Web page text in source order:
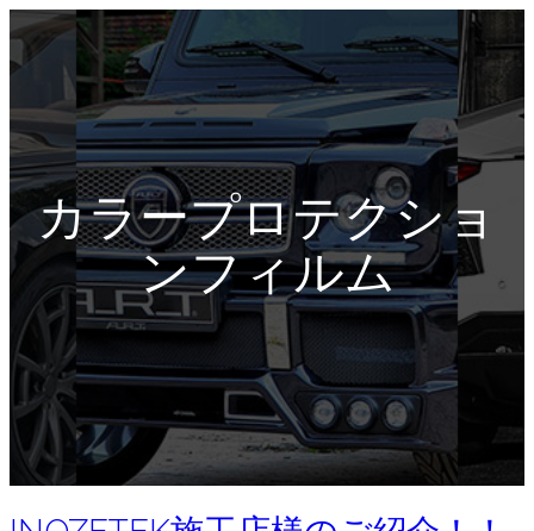
カラープロテクショ
ンフィルム